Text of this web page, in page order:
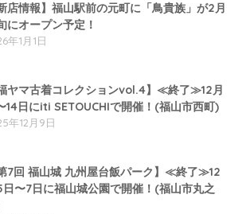
新店情報】福山駅前の元町に「鳥貴族」が2月
にオープン予定！
年1月1日
福ヤマ古着コレクションvol.4】≪終了≫12月
14日にiti SETOUCHIで開催！(福山市西町)
年12月9日
第7回 福山城 九州屋台飯パーク】≪終了≫12
日〜7日に福山城公園で開催！(福山市丸之